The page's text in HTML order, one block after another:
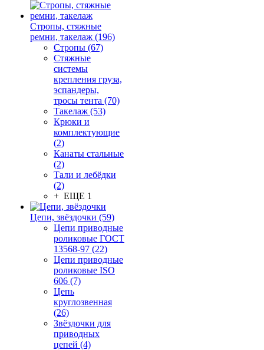
Стропы, стяжные
ремни, такелаж (196)
Стропы (67)
Стяжные
системы
крепления груза,
эспандеры,
тросы тента (70)
Такелаж (53)
Крюки и
комплектующие
(2)
Канаты стальные
(2)
Тали и лебёдки
(2)
+ ЕЩЕ 1
Цепи, звёздочки (59)
Цепи приводные
роликовые ГОСТ
13568-97 (22)
Цепи приводные
роликовые ISO
606 (7)
Цепь
круглозвенная
(26)
Звёздочки для
приводных
цепей (4)